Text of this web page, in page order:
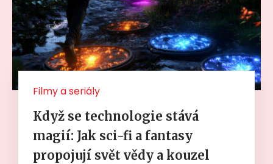
Filmy a seriály
Když se technologie stává
magií: Jak sci-fi a fantasy
propojují svět vědy a kouzel